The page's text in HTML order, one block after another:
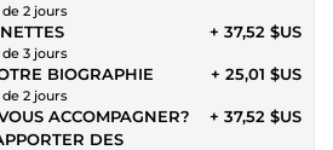
2 jours
3 jours
+ 37,52 $US
BIOGRAPHIE
2 jours
+ 25,01 $US
ACCOMPAGNER?
DES
+ 37,52 $US